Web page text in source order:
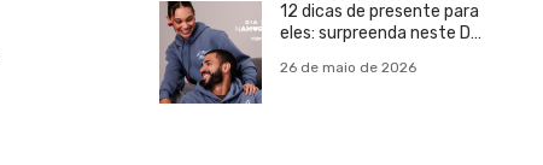
12 dicas de presente para
eles: surpreenda neste Dia
26 de maio de 2026